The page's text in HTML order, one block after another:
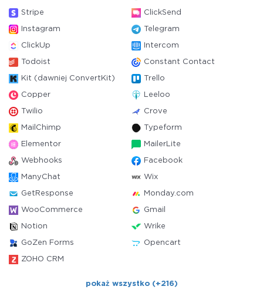
Stripe ClickSend
Instagram Telegram
ClickUp Intercom
Todoist Constant Contact
Kit (dawniej ConvertKit) Trello
Copper Leeloo
Twilio Crove
MailChimp Typeform
Elementor MailerLite
Webhooks Facebook
ManyChat Wix
GetResponse Monday.com
WooCommerce Gmail
Notion Wrike
GoZen Forms Opencart
ZOHO CRM
pokaż wszystko (+216)